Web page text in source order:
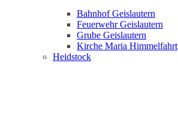
Bahnhof Geislautern
Feuerwehr Geislautern
Grube Geislautern
Kirche Maria Himmelfahrt
Heidstock